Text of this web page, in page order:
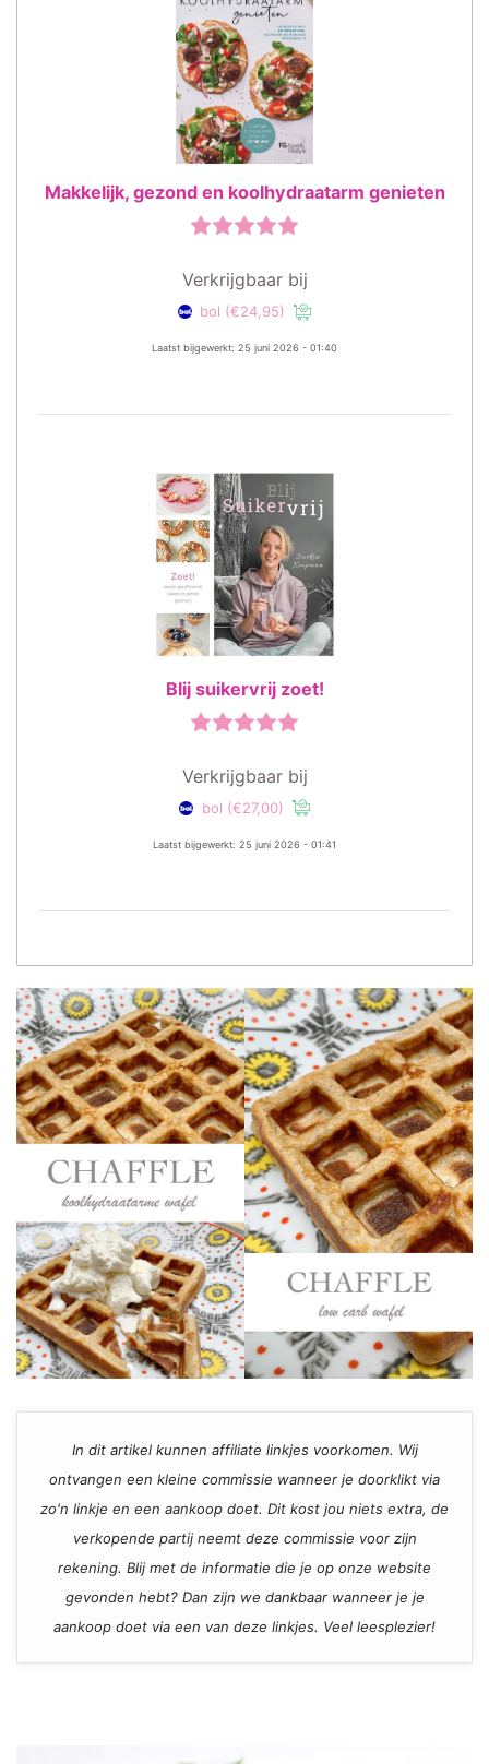
Makkelijk, gezond en koolhydraatarm genieten
Verkrijgbaar bij
bol (€24,95)
Laatst bijgewerkt: 25 juni 2026 - 01:40
Blij suikervrij zoet!
Verkrijgbaar bij
bol (€27,00)
Laatst bijgewerkt: 25 juni 2026 - 01:41
In dit artikel kunnen affiliate linkjes voorkomen. Wij
ontvangen een kleine commissie wanneer je doorklikt via
zo'n linkje en een aankoop doet. Dit kost jou niets extra, de
verkopende partij neemt deze commissie voor zijn
rekening. Blij met de informatie die je op onze website
gevonden hebt? Dan zijn we dankbaar wanneer je je
aankoop doet via een van deze linkjes. Veel leesplezier!